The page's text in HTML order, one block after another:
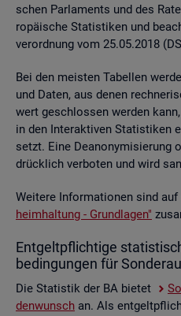
schen Par­la­ments und des
ro­päi­sche Sta­tis­ti­ken und
ver­ord­nung vom 25.05.2018
Bei den meis­ten Ta­bel­len
und Daten, aus denen
wert ge­schlos­sen wer­den
in den In­ter­ak­ti­ven Sta­tis­ti­ken
setzt. Eine De­an­ony­mi­sie­rung
drück­lich ver­bo­ten und wird
Wei­te­re In­for­ma­tio­nen sind auf
heim­hal­tung - Grund­la­gen"
Ent­gelt­pflich­ti­ge
be­din­gun­gen für
Die Sta­tis­tik der BA bie­tet
den­wunsch an. Als